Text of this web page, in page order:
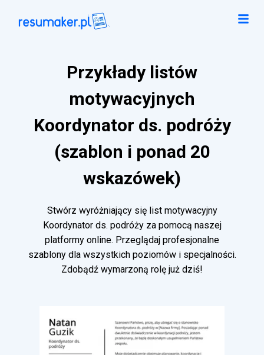
Przykłady listów
motywacyjnych
Koordynator ds. podróży
(szablon i ponad 20
wskazówek)
Stwórz wyróżniający się list motywacyjny
Koordynator ds. podróży za pomocą naszej
platformy online. Przeglądaj profesjonalne
szablony dla wszystkich poziomów i specjalności.
Zdobądź wymarzoną rolę już dziś!